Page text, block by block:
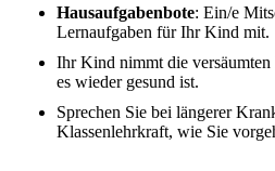
Hausaufgabenbote: Ein/e
Lernaufgaben für Ihr Kind mit.
Ihr Kind nimmt die
es wieder gesund ist.
Sprechen Sie bei längerer
Klassenlehrkraft, wie Sie